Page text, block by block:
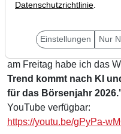
Liebe Anleger,
am Freitag habe ich das
Trend kommt nach KI
für das Börsenjahr
YouTube verfügbar:
https://youtu.be/gPyPa-
Datenschutzrichtlinie.
Einstellungen Nur